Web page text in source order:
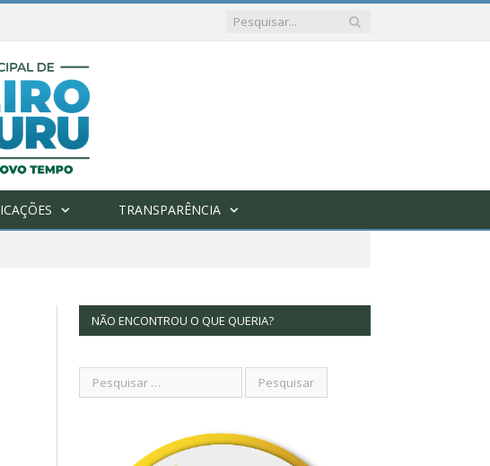
TRANSPARÊNCIA
NÃO ENCONTROU O QUE QUERIA?